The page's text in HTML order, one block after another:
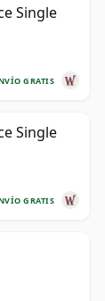
Single
GRATIS
Single
GRATIS